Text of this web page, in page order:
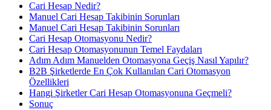
Cari Hesap Nedir?
Manuel Cari Hesap Takibinin Sorunları
Manuel Cari Hesap Takibinin Sorunları
Cari Hesap Otomasyonu Nedir?
Cari Hesap Otomasyonunun Temel Faydaları
Adım Adım Manuelden Otomasyona Geçiş Nasıl Yapılır?
B2B Şirketlerde En Çok Kullanılan Cari Otomasyon
Özellikleri
Hangi Şirketler Cari Hesap Otomasyonuna Geçmeli?
Sonuç